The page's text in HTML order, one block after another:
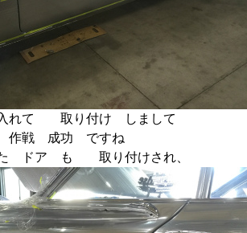
れて 取り付け しまして
作戦 成功 ですね
た ドア も 取り付けされ、